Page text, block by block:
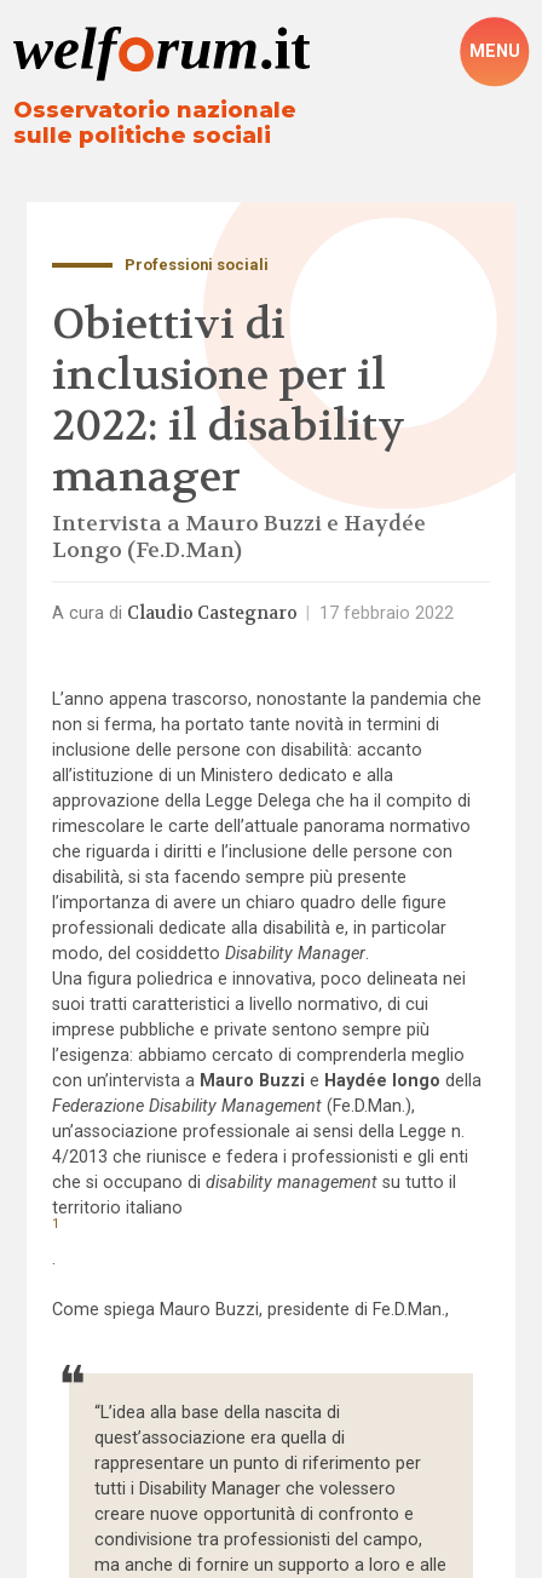
Osservatorio nazionale
sulle politiche sociali
MENU
Professioni sociali
Obiettivi di
inclusione per il
2022: il disability
manager
Intervista a Mauro Buzzi e Haydée
Longo (Fe.D.Man)
A cura di Claudio Castegnaro 17 febbraio 2022
L’anno appena trascorso, nonostante la pandemia che
non si ferma, ha portato tante novità in termini di
inclusione delle persone con disabilità: accanto
all’istituzione di un Ministero dedicato e alla
approvazione della Legge Delega che ha il compito di
rimescolare le carte dell’attuale panorama normativo
che riguarda i diritti e l’inclusione delle persone con
disabilità, si sta facendo sempre più presente
l’importanza di avere un chiaro quadro delle figure
professionali dedicate alla disabilità e, in particolar
modo, del cosiddetto Disability Manager.
Una figura poliedrica e innovativa, poco delineata nei
suoi tratti caratteristici a livello normativo, di cui
imprese pubbliche e private sentono sempre più
l’esigenza: abbiamo cercato di comprenderla meglio
con un’intervista a Mauro Buzzi e Haydée longo della
Federazione Disability Management (Fe.D.Man.),
un’associazione professionale ai sensi della Legge n.
4/2013 che riunisce e federa i professionisti e gli enti
che si occupano di disability managementsu tutto il
territorio italiano
1
Come spiega Mauro Buzzi, presidente di Fe.D.Man.,
“L’idea alla base della nascita di
quest’associazione era quella di
rappresentare un punto di riferimento per
tutti i Disability Manager che volessero
creare nuove opportunità di confronto e
condivisione tra professionisti del campo,
ma anche di fornire un supporto a loro e alle